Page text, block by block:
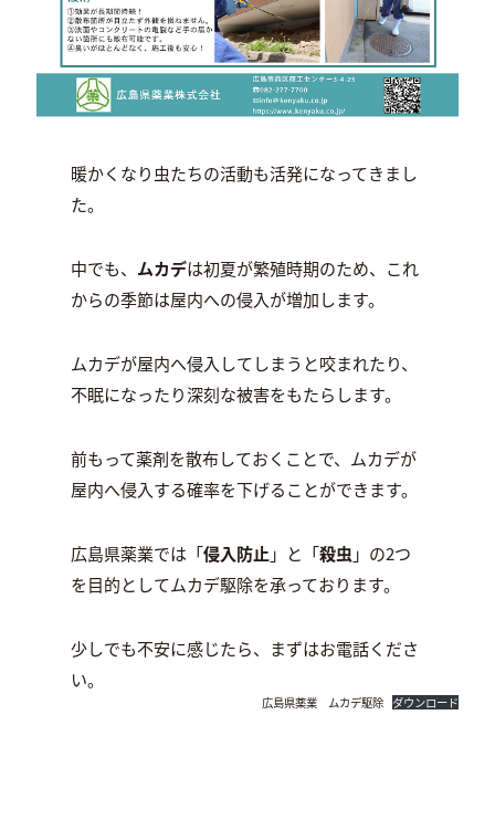
暖かくなり虫たちの活動も活発になってきまし
た。
中でも、 ムカデは初夏が繁殖時期のため、これ
からの季節は屋内への侵入が増加します。
ムカデが屋内へ侵入してしまうと咬まれたり、
不眠になったり深刻な被害をもたらします。
前もって薬剤を散布しておくことで、ムカデが
屋内へ侵入する確率を下げることができます。
広島県薬業では「侵入防止」と「殺虫 」の2つ
を目的としてムカデ駆除を承っております。
少しでも不安に感じたら、まずはお電話くださ
い。
広島県薬業 ムカデ駆除 ダウンロード